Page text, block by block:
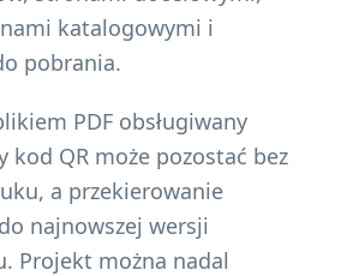
katalogowymi i
pobrania.
PDF obsługiwany
kod QR może pozostać bez
a przekierowanie
najnowszej wersji
Projekt można nadal